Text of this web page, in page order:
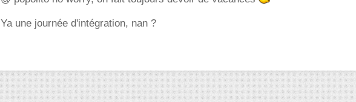
Ya une journée d'intégration, nan ?